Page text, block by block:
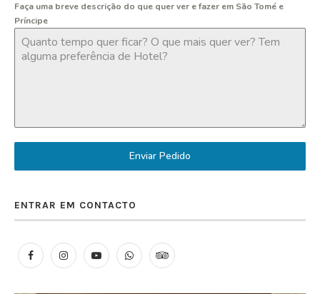
Faça uma breve descrição do que quer ver e fazer em São Tomé e
Príncipe
Enviar Pedido
ENTRAR EM CONTACTO